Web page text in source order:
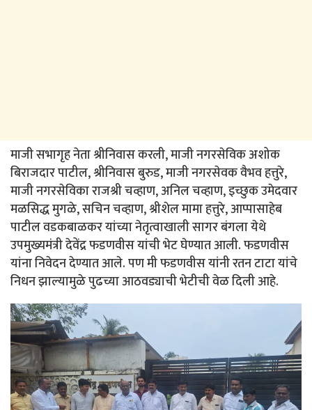
माजी सभागृह नेता श्रीनिवास करली, माजी नगरसेविक अशोक
बिराजदार पाटील, श्रीनिवास बुरुड, माजी नगरसेवक वैभव हत्तुरे,
माजी नगरसेविका राजश्री चव्हाण, अनिल चव्हाण, इच्छुक उमेदवार
मळसिद्ध मुगळे, सचिन चव्हाण, श्रीशेल मामा हत्तुरे, आप्पासाहेब
पाटील वडकबाळकर यांच्या नेतृत्वाखाली सागर बंगला येथे
उपमुख्यमंत्री देवेंद्र फडणवीस यांची भेट घेण्यात आली. फडणवीस
यांना निवेदन देण्यात आले. पण मी फडणवीस यांनी रतन टाटा यांचे
निधन झाल्यामुळे पुढच्या आठवड्याची भेटीची वेळ दिली आहे.